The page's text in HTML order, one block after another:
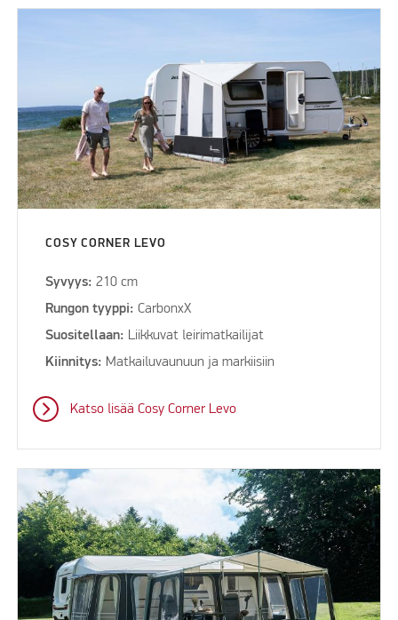
COSY CORNER LEVO
Syvyys:210 cm
Rungon tyyppi:CarbonxX
Suositellaan: Liikkuvat leirimatkailijat
Kiinnitys: Matkailuvaunuun ja markiisiin
Katso lisää Cosy Corner Levo